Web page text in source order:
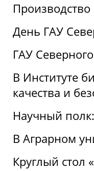
День ГАУ
ГАУ
В Институте
качества и
Научный
В Аграрном
Круглый